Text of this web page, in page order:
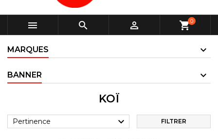
   shopping_cart0
MARQUES
BANNER
KOÏ
Pertinence  FILTRER